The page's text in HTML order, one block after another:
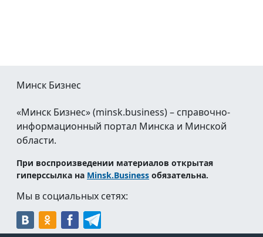
Минск Бизнес
«Минск Бизнес» (minsk.business) – справочно-
информационный портал Минска и Минской
области.
При воспроизведении материалов открытая
гиперссылка на Minsk.Business обязательна.
Мы в социальных сетях: